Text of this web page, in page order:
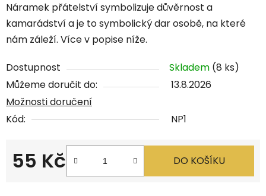
Náramek přátelství symbolizuje důvěrnost a
kamarádství a je to symbolický dar osobě, na které
nám záleží. Více v popise níže.
Dostupnost Skladem (8 ks)
Můžeme doručit do:
13.8.2026
Možnosti doručení
Kód:
NP1
55 Kč
Měrná cena:
DO KOŠÍKU